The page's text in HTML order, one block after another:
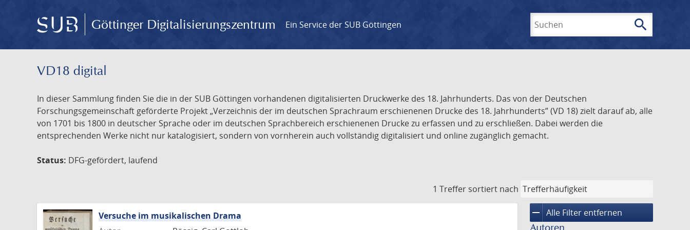
Göttinger Digitalisierungszentrum Ein Service der SUB Göttingen search
VD18 digital
In dieser Sammlung finden Sie die in der SUB Göttingen vorhandenen digitalisierten Druckwerke des 18. Jahrhunderts. Das von der Deutschen
Forschungsgemeinschaft geförderte Projekt „Verzeichnis der im deutschen Sprachraum erschienenen Drucke des 18. Jahrhunderts” (VD 18) zielt darauf ab, alle
von 1701 bis 1800 in deutscher Sprache oder im deutschen Sprachbereich erschienenen Drucke zu erfassen und zu erschließen. Dabei werden die
entsprechenden Werke nicht nur katalogisiert, sondern von vornherein auch vollständig digitalisiert und online zugänglich gemacht.
Status: DFG-gefördert, laufend
1 Treffer sortiert nach
remove Alle Filter entfernen
Versuche im musikalischen Drama